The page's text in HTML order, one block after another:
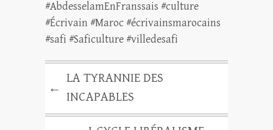
#AbdesselamEnFranssais #culture
#Écrivain #Maroc #écrivainsmarocains
#safi #Saficulture #villedesafi
←
LA TYRANNIE DES
INCAPABLES